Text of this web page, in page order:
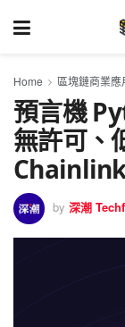
Home 區塊鏈商業應
預言機
無許可、
by 深潮